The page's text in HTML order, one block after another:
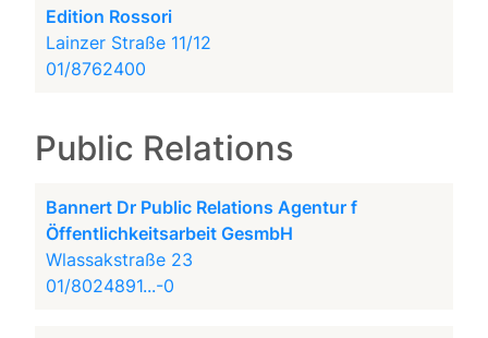
Edition Rossori
Lainzer Straße 11/12
01/8762400
Public Relations
Bannert Dr Public Relations Agentur f
Öffentlichkeitsarbeit GesmbH
Wlassakstraße 23
01/8024891...-0